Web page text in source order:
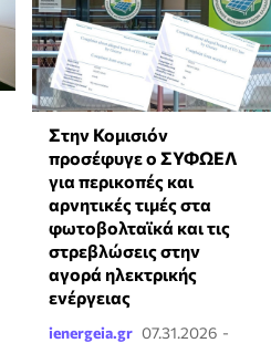
Στην Κομισιόν
προσέφυγε ο ΣΥΦΩΕΛ
για περικοπές και
αρνητικές τιμές στα
φωτοβολταϊκά και τις
στρεβλώσεις στην
αγορά ηλεκτρικής
ενέργειας
ienergeia.gr 07.31.2026 -